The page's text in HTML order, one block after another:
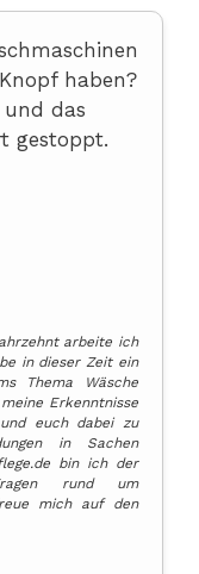
haben?
das
gestoppt.
arbeite ich
in dieser Zeit ein
Thema Wäsche
Erkenntnisse
euch dabei zu
in Sachen
bin ich der
rund um
mich auf den